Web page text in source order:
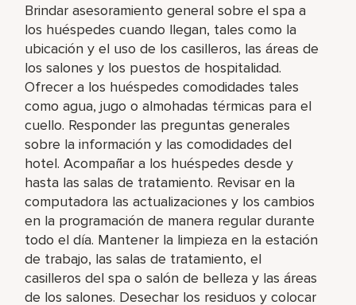
Brindar asesoramiento general sobre el spa a
los huéspedes cuando llegan, tales como la
ubicación y el uso de los casilleros, las áreas de
los salones y los puestos de hospitalidad.
Ofrecer a los huéspedes comodidades tales
como agua, jugo o almohadas térmicas para el
cuello. Responder las preguntas generales
sobre la información y las comodidades del
hotel. Acompañar a los huéspedes desde y
hasta las salas de tratamiento. Revisar en la
computadora las actualizaciones y los cambios
en la programación de manera regular durante
todo el día. Mantener la limpieza en la estación
de trabajo, las salas de tratamiento, el
casilleros del spa o salón de belleza y las áreas
de los salones. Desechar los residuos y colocar